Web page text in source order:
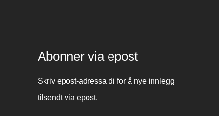
Abonner via epost
Skriv epost-adressa di for å nye innlegg
tilsendt via epost.